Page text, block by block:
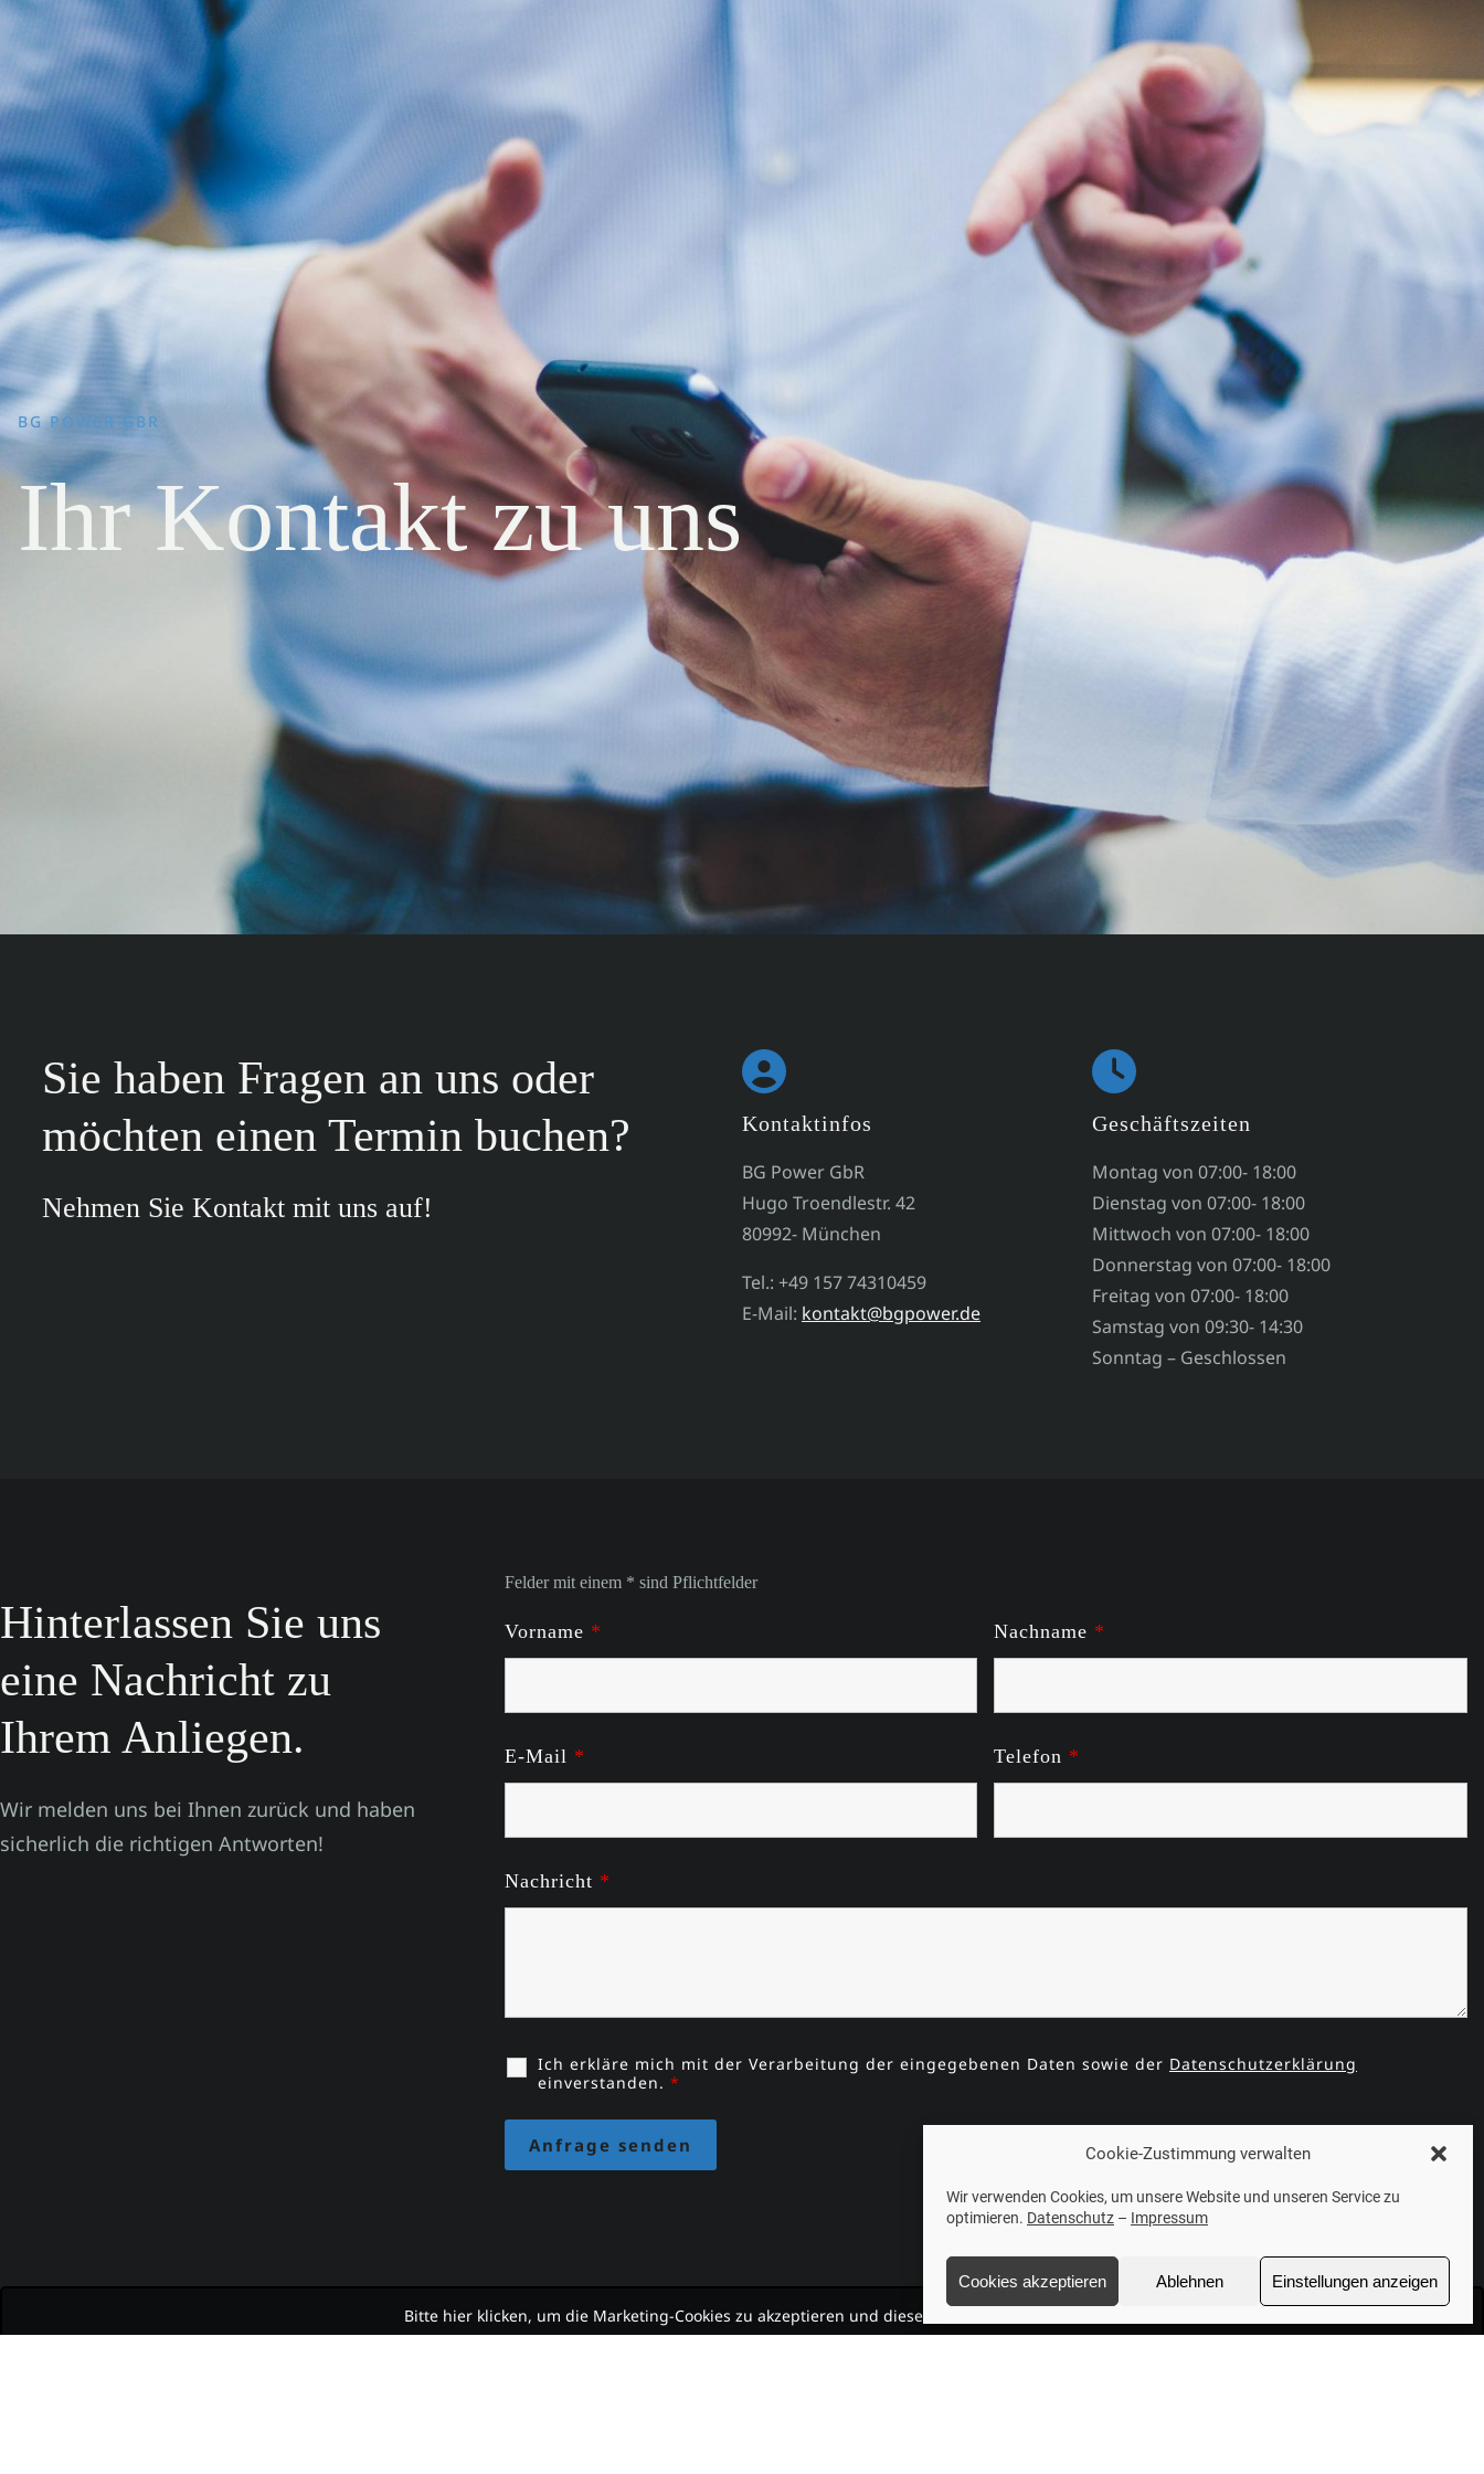
Cookie-Zustimmung verwalten
Wir verwenden Cookies, um unsere Website und unseren Service zu
optimieren. Datenschutz – Impressum
Cookies akzeptieren Ablehnen Einstellungen anzeigen
BG POWER GBR
Ihr Kontakt zu uns
Sie haben Fragen an uns oder
möchten einen Termin buchen?
Nehmen Sie Kontakt mit uns auf!
Kontaktinfos
BG Power GbR
Hugo Troendlestr. 42
80992- München
Tel.: +49 157 74310459
E-Mail: kontakt@bgpower.de
Geschäftszeiten
Montag von 07:00- 18:00
Dienstag von 07:00- 18:00
Mittwoch von 07:00- 18:00
Donnerstag von 07:00- 18:00
Freitag von 07:00- 18:00
Samstag von 09:30- 14:30
Sonntag – Geschlossen
Hinterlassen Sie uns
eine Nachricht zu
Ihrem Anliegen.
Wir melden uns bei Ihnen zurück und haben
sicherlich die richtigen Antworten!
Felder mit einem * sind Pflichtfelder
Vorname * Nachname *
E-Mail * Telefon *
Nachricht *
Ich erkläre mich mit der Verarbeitung der eingegebenen Daten sowie der Datenschutzerklärung
einverstanden. *
Bitte hier klicken, um die Marketing-Cookies zu akzeptieren und diesen Inhalt zu aktivieren